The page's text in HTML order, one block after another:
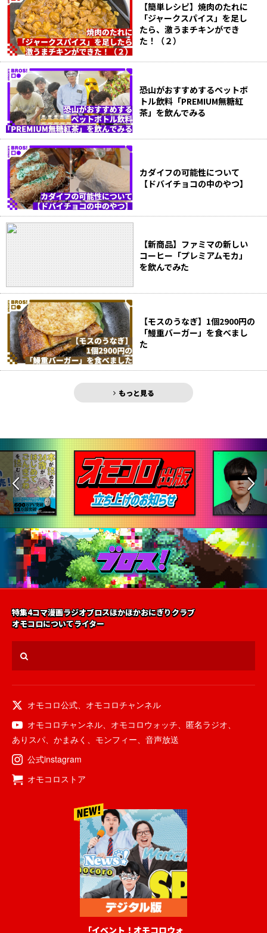
【簡単レシピ】焼肉のたれに
「ジャークスパイス」を足し
たら、激うまチキンができ
た！（２）
恐山がおすすめするペットボ
トル飲料「PREMIUM無糖紅
茶」を飲んでみる
カダイフの可能性について
【ドバイチョコの中のやつ】
【新商品】ファミマの新しい
コーヒー「プレミアムモカ」
を飲んでみた
【モスのうなぎ】1個2900円の
「鰻重バーガー」を食べまし
た
もっと見る
特集4コマ漫画ラジオブロスほかほかおにぎりクラブ
オモコロについてライター
オモコロ公式、 オモコロチャンネル
オモコロチャンネル、 オモコロウォッチ、 匿名ラジオ、
ありスパ、 かまみく 、 モンフィー、 音声放送
公式instagram
オモコロストア
「イベント！オモコロウォ